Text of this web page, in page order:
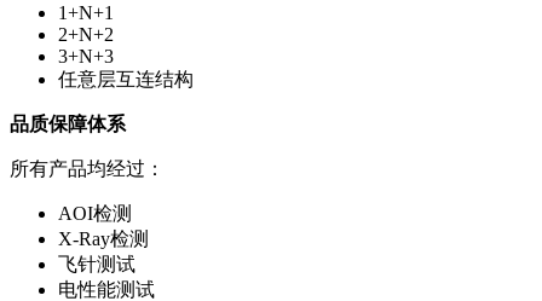
1+N+1
2+N+2
3+N+3
任意层互连结构
品质保障体系
所有产品均经过：
AOI检测
X-Ray检测
飞针测试
电性能测试